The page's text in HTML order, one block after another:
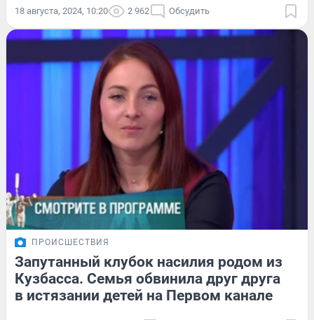
18 августа, 2024, 10:20 2 962 Обсудить
ПРОИСШЕСТВИЯ
Запутанный клубок насилия родом из
Кузбасса. Семья обвинила друг друга
в истязании детей на Первом канале